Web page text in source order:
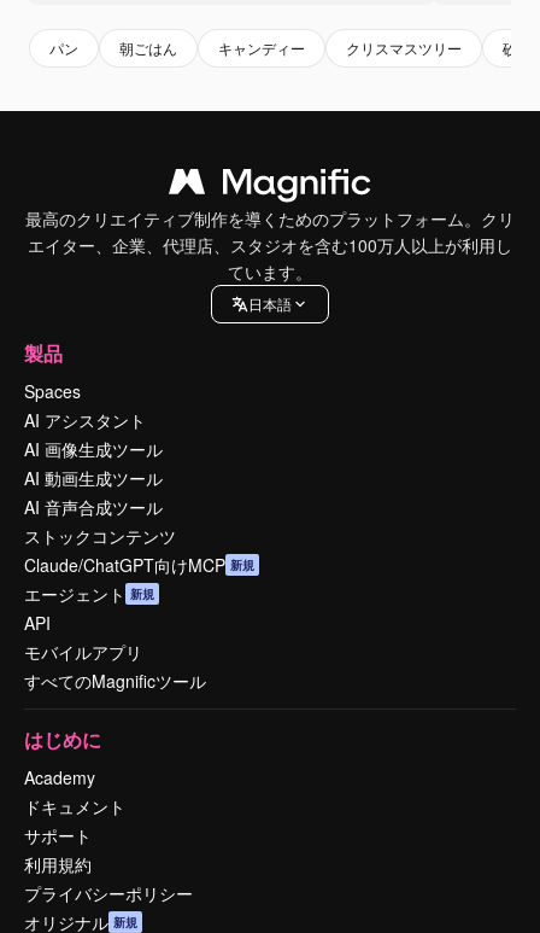
パン 朝ごはん キャンディー クリスマスツリー 砂糖
最高のクリエイティブ制作を導くためのプラットフォーム。クリ
エイター、企業、代理店、スタジオを含む100万人以上が利用し
ています。
日本語
製品
Spaces
AI アシスタント
AI 画像生成ツール
AI 動画生成ツール
AI 音声合成ツール
ストックコンテンツ
Claude/ChatGPT向けMCP 新規
エージェント 新規
API
モバイルアプリ
すべてのMagnificツール
はじめに
Academy
ドキュメント
サポート
利用規約
プライバシーポリシー
オリジナル 新規